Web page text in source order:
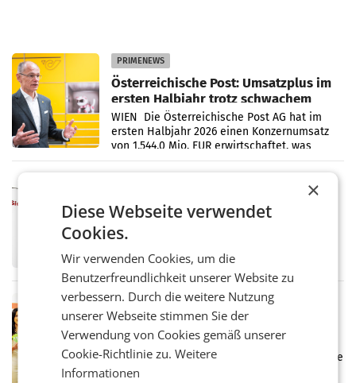
PRIMENEWS
Österreichische Post: Umsatzplus im
ersten Halbjahr trotz schwachem
Briefgeschäft
WIEN Die Österreichische Post AG hat im
ersten Halbjahr 2026 einen Konzernumsatz
von 1.544,0 Mio. EUR erwirtschaftet, was
einem Plus von 3,8 Prozent gegenüber dem
Vergleichszeitraum
ProSiebenSat.1 spart und macht
überraschend viel Gewinn
UNTERFÖHRING/MAILAND/AMSTERDAM. Der
Frühjahr dank Kostensenkungen operativ
wieder Gewinn gemacht und die
RETAIL
Eine Bühne für Zirkularität: ARA und
Müller informieren am POS über
Kreislauffähigkeit
Über den gesamten August hinweg rücken die
Altstoff Recycling Austria AG (ARA) und der
×
Diese Webseite verwendet
Cookies.
Wir verwenden Cookies, um die
Benutzerfreundlichkeit unserer Website zu
verbessern. Durch die weitere Nutzung
unserer Webseite stimmen Sie der
Verwendung von Cookies gemäß unserer
Cookie-Richtlinie zu.Weitere
Informationen